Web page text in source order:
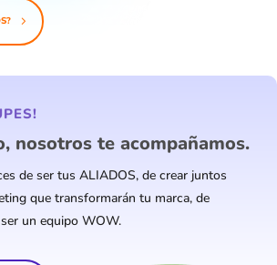
nosotros te acompañamos.
de ser tus ALIADOS, de crear juntos
que transformarán tu marca, de
un equipo WOW.